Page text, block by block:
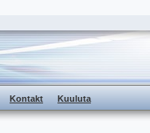
Kontakt Kuuluta